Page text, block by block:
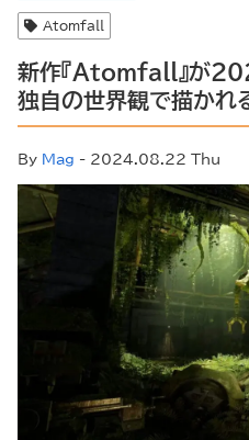
Atomfall
新作『Atomfall』が
独自の世界観で描かれ
By Mag - 2024.08.22 Thu